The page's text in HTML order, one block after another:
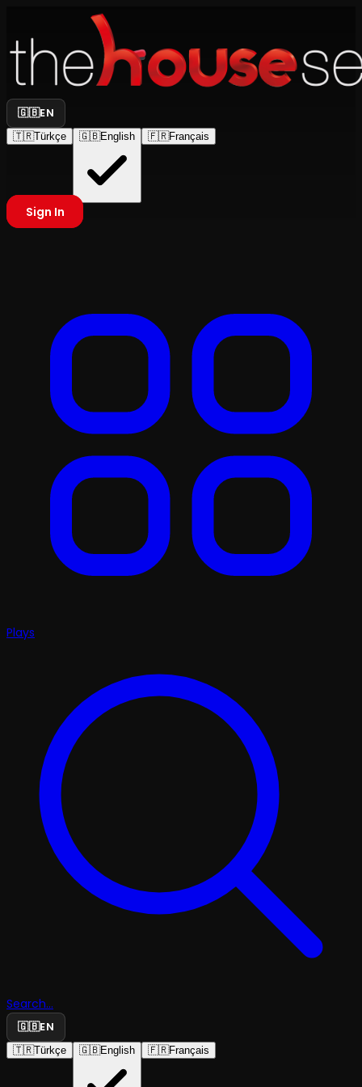
🇬🇧EN
🇹🇷Türkçe 🇬🇧English 🇫🇷Français
Sign In
Plays
Search...
🇬🇧EN
🇹🇷Türkçe 🇬🇧English 🇫🇷Français